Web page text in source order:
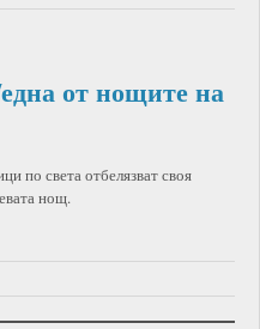
от нощите на
по света отбелязват своя
нощ.